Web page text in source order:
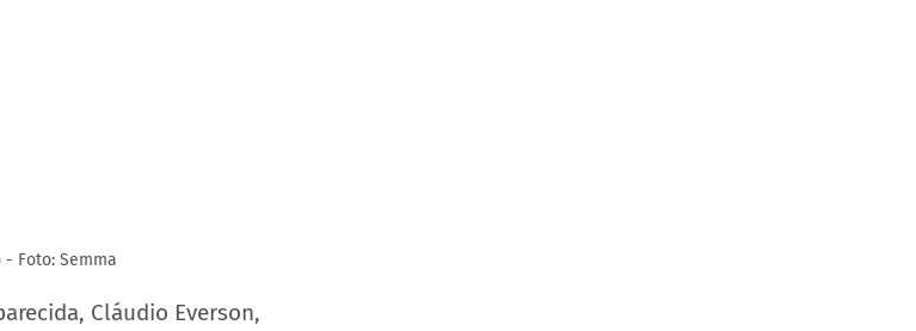
Foto: Semma
Cláudio Everson,